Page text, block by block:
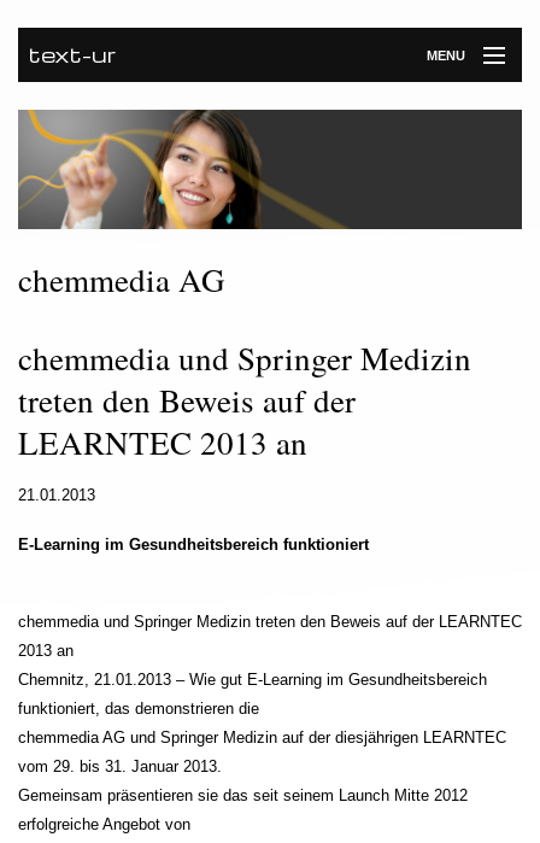
text-ur MENU
Startseite
Leistungen
Unternehmen
Referenzen
Newsroom
chemmedia AG
chemmedia und Springer Medizin
treten den Beweis auf der
LEARNTEC 2013 an
21.01.2013
E-Learning im Gesundheitsbereich funktioniert
chemmedia und Springer Medizin treten den Beweis auf der LEARNTEC
2013 an
Chemnitz, 21.01.2013 – Wie gut E-Learning im Gesundheitsbereich
funktioniert, das demonstrieren die
chemmedia AG und Springer Medizin auf der diesjährigen LEARNTEC
vom 29. bis 31. Januar 2013.
Gemeinsam präsentieren sie das seit seinem Launch Mitte 2012
erfolgreiche Angebot von